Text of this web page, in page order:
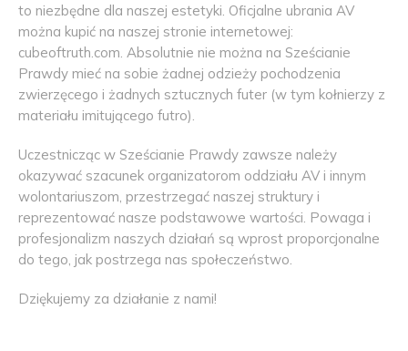
to niezbędne dla naszej estetyki. Oficjalne ubrania AV
można kupić na naszej stronie internetowej:
cubeoftruth.com. Absolutnie nie można na Sześcianie
Prawdy mieć na sobie żadnej odzieży pochodzenia
zwierzęcego i żadnych sztucznych futer (w tym kołnierzy z
materiału imitującego futro).
Uczestnicząc w Sześcianie Prawdy zawsze należy
okazywać szacunek organizatorom oddziału AV i innym
wolontariuszom, przestrzegać naszej struktury i
reprezentować nasze podstawowe wartości. Powaga i
profesjonalizm naszych działań są wprost proporcjonalne
do tego, jak postrzega nas społeczeństwo.
Dziękujemy za działanie z nami!